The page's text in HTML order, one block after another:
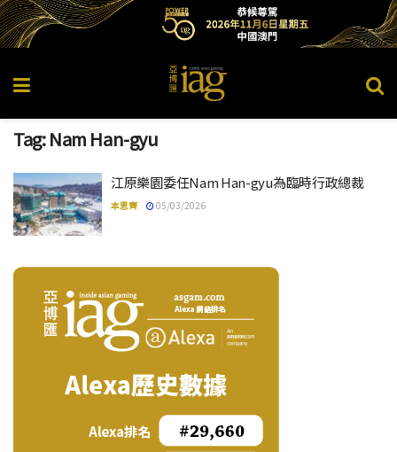
Tag:Nam Han-gyu
江原樂園委任Nam Han-gyu為臨時行政總裁
本思齊 05/03/2026